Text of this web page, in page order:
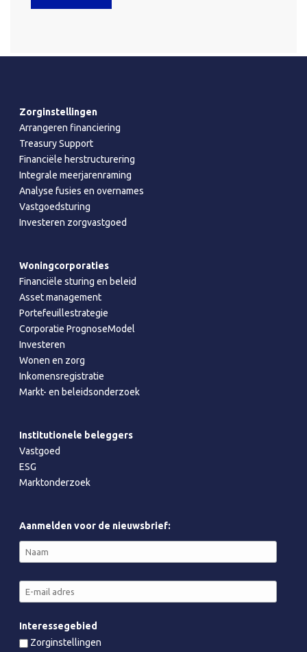
Zorginstellingen
Arrangeren financiering
Treasury Support
Financiële herstructurering
Integrale meerjarenraming
Analyse fusies en overnames
Vastgoedsturing
Investeren zorgvastgoed
Woningcorporaties
Financiële sturing en beleid
Asset management
Portefeuillestrategie
Corporatie PrognoseModel
Investeren
Wonen en zorg
Inkomensregistratie
Markt- en beleidsonderzoek
Institutionele beleggers
Vastgoed
ESG
Marktonderzoek
Aanmelden voor de nieuwsbrief:
Interessegebied
Zorginstellingen